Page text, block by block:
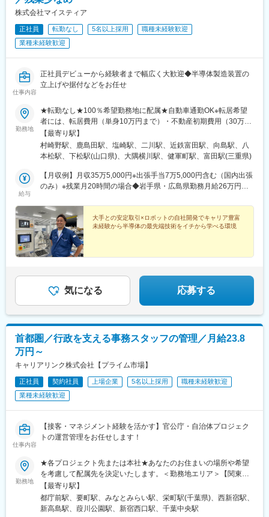
鉄名古屋駅、栄町駅(愛知県)、丸の内駅(愛知県)、あすなろう四日
市駅、茅場町駅、内幸町駅、虎ノ門駅、田町駅(東京都)、竹橋駅、
中野富士見町駅、東日本橋駅、馬喰横山駅、四ツ谷駅、月島駅、
東新宿駅、東銀座駅、赤坂見附駅、新宿西口駅、小川町駅(東京
都)、銀座一丁目駅、成田空港駅(鉄道)、京急東神奈川駅、高速神
戸駅、西梅田駅、梅田駅(地下鉄)、なんば駅(南海線)、天王寺駅前
駅、大阪城北詰駅、長堀橋駅、百舌鳥八幡駅、大須観音駅
株式会社マイスティア
正社員 転勤なし 5名以上採用
職種未経験歓迎
業種未経験歓迎
仕事内容
正社員デビューから経験者まで幅広く大歓迎◆半導体製造装置の
立上げや据付などをお任せ
勤務地
★転勤なし★100％希望勤務地に配属★自動車通勤OK※転居希望
者には、転居費用（単身10万円まで）・不動産初期費用（30万円
まで）・移動費用全額補助◆岩手県◆神奈川県◆山梨県◆愛知県
◆三重県◆京都府◆広島県◆山口県◆鹿児島県◆熊本県【研修に
ついて】未経験の方は、熊本県合志市にて一定期間の研修を実
す。【出張について】配属先により、出張が発生する場合があり
ます。※勤務地近隣のみで勤務できる配属先や、出張のない働き方
えない場合があります。受動喫煙対策：オフィス内禁煙
【最寄り駅】
村崎野駅、鹿島田駅、塩崎駅、二川駅、近鉄富田駅、向島駅、八
本松駅、下松駅(山口県)、大隅横川駅、健軍町駅、富田駅(三重県)
給与
【月収例】月収35万5,000円※出張手当7万5,000円含む（国内出張
のみ）※残業月20時間の場合◆岩手県・広島県勤務月給26万円～
円＋各種手当＋賞与年2回◆山梨県勤務月給25万円～28万5,000円
＋各種手当＋賞与年2回◆愛知県勤務月給23万円～26万5,000円＋
各種手当＋賞与年2回◆三重県勤務月給26万円～31万円＋各種手
当＋賞与年2回◆京都府勤務月給26万円～30万円＋各種手当＋賞
与年2回◆山口県・熊本県勤務月給20万円～＋各種手当＋賞与年2
大手との安定取引×ロボットの自社開発でキャリア豊富
未経験から半導体の最先端技術をイチから学べる環境
気になる 応募する
首都圏／行政を支える事務スタッフの管理／月給23.8
万円～
キャリアリンク株式会社【プライム市場】
正社員 契約社員 上場企業 5名以上採用
職種未経験歓迎
業種未経験歓迎
仕事内容
【接客・マネジメント経験を活かす】官公庁・自治体プロジェク
トの運営管理をお任せします！
勤務地
★各プロジェクト先または本社★あなたのお住まいの場所や希望
を考慮して配属先を決定いたします。＜勤務地エリア＞【関東】
東京(23区、八王子市、福生市)、神奈川(全域）、埼玉(川口市、さ
いたま市、熊谷市、越谷市)、千葉県（千葉市・船橋市）★以下エ
リアも積極採用中です！【北海道】札幌市【東北】宮城（仙台
【最寄り駅】
都庁前駅、要町駅、みなとみらい駅、栄町駅(千葉県)、西新宿駅、
新高島駅、葭川公園駅、新宿西口駅、千葉中央駅